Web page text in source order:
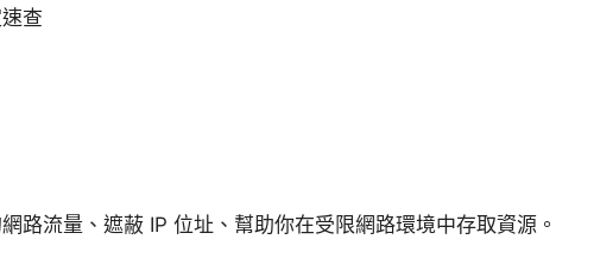
查
路流量、遮蔽 IP 位址、幫助你在受限網路環境中存取資源。